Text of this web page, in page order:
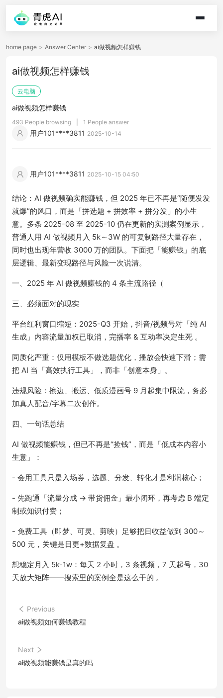
home page > Answer Center > ai做视频怎样赚钱
ai做视频怎样赚钱
云电脑
ai做视频怎样赚钱
493 People browsing 1 People answer
用户101****3811 2025-10-14
用户101****3811 2025-10-15 04:50
结论：AI 做视频确实能赚钱，但 2025 年已不再是“随便发发
就爆”的风口，而是「拼选题 + 拼效率 + 拼分发」的小生
意。多条 2025-08 至 2025-10 仍在更新的实测案例显示，
普通人用 AI 做视频月入 5k～3W 的可复制路径大量存在，
同时也出现年营收 3000 万的团队。下面把「能赚钱」的底
层逻辑、最新变现路径与风险一次说清。
一、2025 年 AI 做视频赚钱的 4 条主流路径（
三、必须面对的现实
平台红利窗口缩短：2025-Q3 开始，抖音/视频号对「纯 AI
生成」内容流量加权已取消，完播率 & 互动率决定生死 。
同质化严重：仅用模板不做选题优化，播放会快速下滑；需
把 AI 当「高效执行工具」，而非「创意本身」。
违规风险：擦边、搬运、低质漫画号 9 月起集中限流，务必
加真人配音/字幕二次创作。
四、一句话总结
AI 做视频能赚钱，但已不再是“捡钱”，而是「低成本内容小
生意」：
- 会用工具只是入场券，选题、分发、转化才是利润核心；
- 先跑通「流量分成 → 带货佣金」最小闭环，再考虑 B 端定
制或知识付费；
- 免费工具（即梦、可灵、剪映）足够把日收益做到 300～
500 元，关键是日更+数据复盘 。
想稳定月入 5k-1w：每天 2 小时，3 条视频，7 天起号，30
天放大矩阵——搜索里的案例全是这么干的 。
Previous
ai做视频如何赚钱教程
Next
ai做视频能赚钱是真的吗